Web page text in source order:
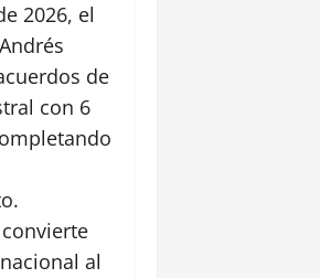
2026, el
de
con 6
al